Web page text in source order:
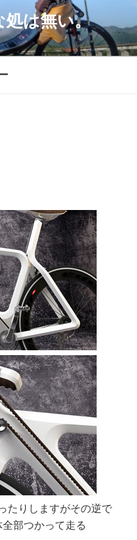
処は無い。
たりしますがその逆で
部つかって走る